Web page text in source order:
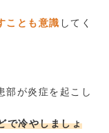
ことも意識 してく
部が炎症を起こし
で冷やしましょ